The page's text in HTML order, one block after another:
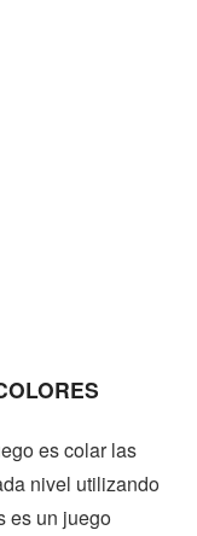
es colar las
nivel utilizando
es un juego